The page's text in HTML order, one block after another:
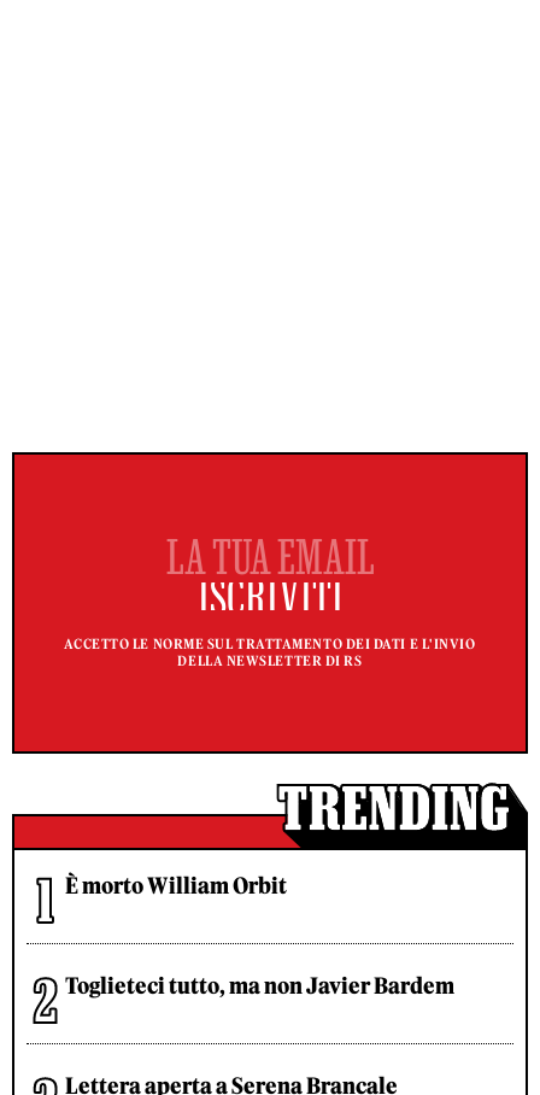
ACCETTO LE NORME SUL TRATTAMENTO DEI DATI E L'INVIO
DELLA NEWSLETTER DI RS
È morto William Orbit
Toglieteci tutto, ma non Javier Bardem
Lettera aperta a Serena Brancale